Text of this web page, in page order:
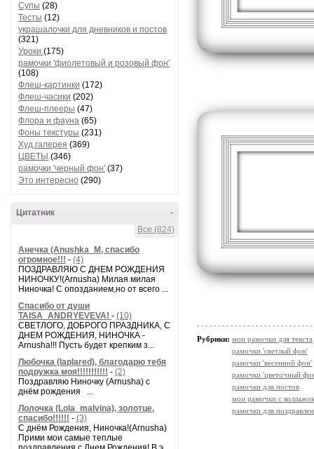
Супы (28)
Тесты (12)
украшалочки для дневников и постов
(321)
Уроки (175)
рамочки 'фиолетовый и розовый фон'
(108)
Флеш-картинки (172)
Флеш-часики (202)
Флеш-плееры (47)
Флора и фауна (65)
Фоны текстуры (231)
Худ.галерея (369)
ЦВЕТЫ (346)
рамочки 'черный фон' (37)
Это интересно (290)
-
Цитатник
Все (824)
Анечка (Anushka_M, спасибо
огромное!!! - (4)
ПОЗДРАВЛЯЮ С ДНЕМ РОЖДЕНИЯ
НИНОЧКУ!(Arnusha) Милая милая
Ниночка! С опозданием,но от всего ...
Спасибо от души
TAISA_ANDRYEVEVA! - (10)
СВЕТЛОГО, ДОБРОГО ПРАЗДНИКА, С
ДНЕМ РОЖДЕНИЯ, НИНОЧКА -
Arnusha!!! Пусть будет крепким з...
Любочка (laplared), благодарю тебя
подружка моя!!!!!!!!!!! - (2)
Поздравляю Ниночку (Arnusha) с
днём рождения ...
Лолочка (Lola_malvina), золотце,
спасибо!!!!!! - (3)
С днём Рождения, Ниночка!(Аrnusha)
Прими мои самые теплые
Рубрики: мои рамочки для текста
рамочки 'светлый фон'
рамочки 'весенний фон'
рамочки 'цветочный
рамочки для постов
мои рамочки с
рамочки для